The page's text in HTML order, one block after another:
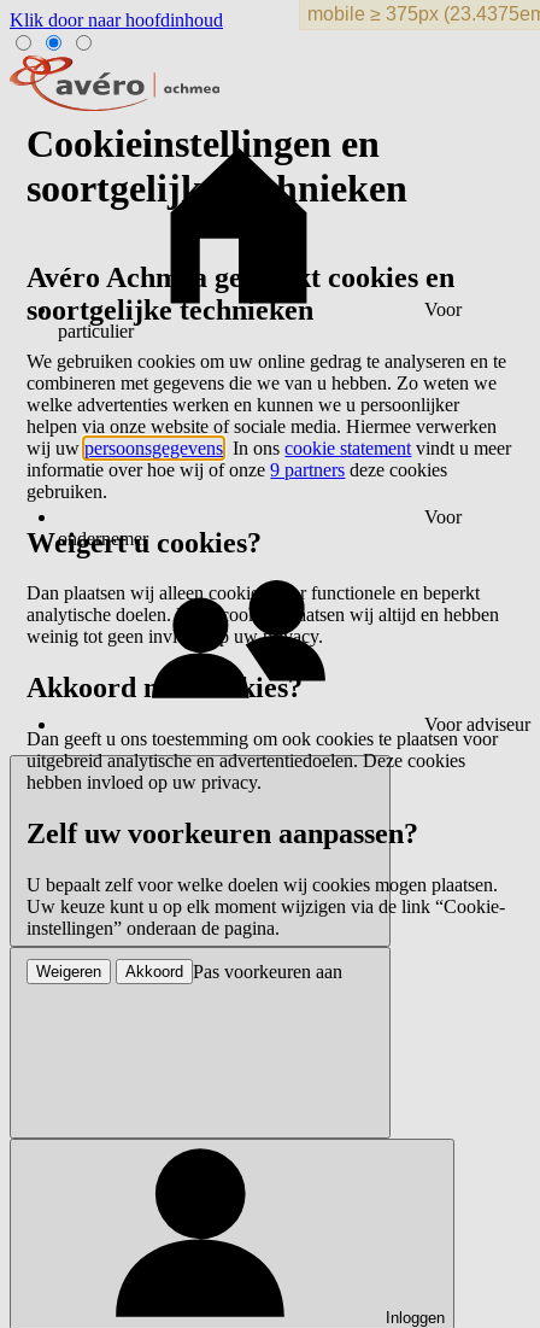
Klik door naar hoofdinhoud
Voor
particulier
Voor
ondernemer
Voor adviseur
Inloggen
Cookieinstellingen en
soortgelijke technieken
Avéro Achmea gebruikt cookies en
soortgelijke technieken
We gebruiken cookies om uw online gedrag te analyseren en te
combineren met gegevens die we van u hebben. Zo weten we
welke advertenties werken en kunnen we u persoonlijker
helpen via onze website of sociale media. Hiermee verwerken
wij uwpersoonsgegevens . In onscookie statement vindt u meer
informatie over hoe wij of onze9 partners deze cookies
gebruiken.
Weigert u cookies?
Dan plaatsen wij alleen cookies voor functionele en beperkt
analytische doelen. Deze cookies plaatsen wij altijd en hebben
weinig tot geen invloed op uw privacy.
Akkoord met cookies?
Dan geeft u ons toestemming om ook cookies te plaatsen voor
uitgebreid analytische en advertentiedoelen. Deze cookies
hebben invloed op uw privacy.
Zelf uw voorkeuren aanpassen?
U bepaalt zelf voor welke doelen wij cookies mogen plaatsen.
Uw keuze kunt u op elk moment wijzigen via de link “Cookie-
instellingen” onderaan de pagina.
Pas voorkeuren aan
Weigeren Akkoord